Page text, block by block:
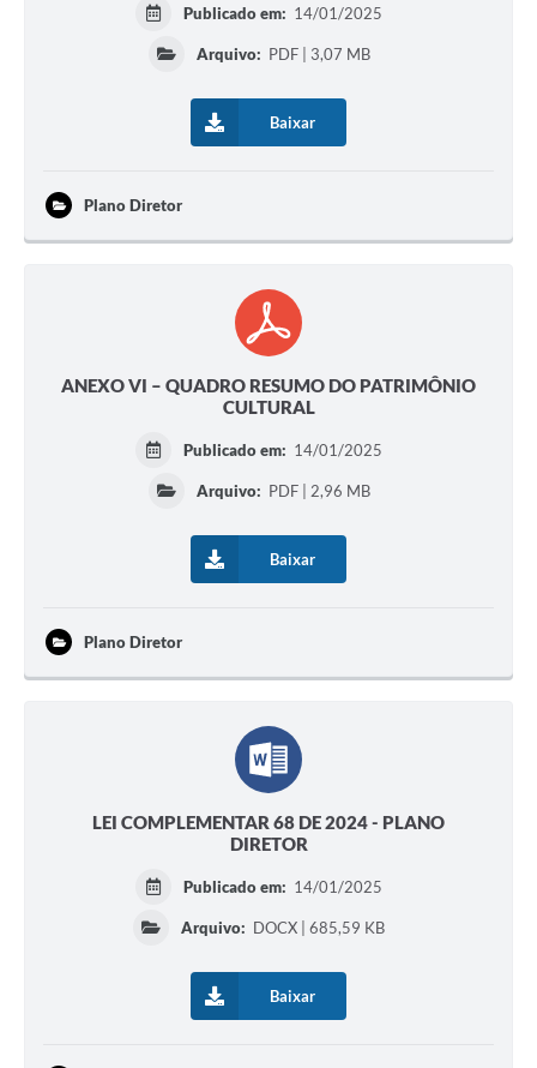
Publicado em: 14/01/2025
Arquivo: PDF | 3,07 MB
Baixar
Plano Diretor
ANEXO VI – QUADRO RESUMO DO PATRIMÔNIO
CULTURAL
Publicado em: 14/01/2025
Arquivo: PDF | 2,96 MB
Baixar
Plano Diretor
LEI COMPLEMENTAR 68 DE 2024 - PLANO
DIRETOR
Publicado em: 14/01/2025
Arquivo: DOCX | 685,59 KB
Baixar